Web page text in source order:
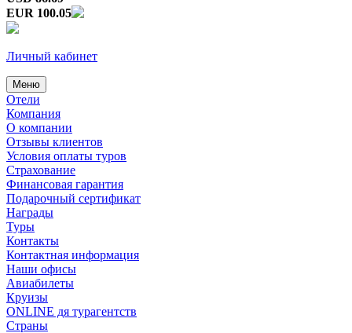
EUR 100.05
Личный кабинет
Меню
Отели
Компания
О компании
Отзывы клиентов
Условия оплаты туров
Страхование
Финансовая гарантия
Подарочный сертификат
Награды
Туры
Контакты
Контактная информация
Наши офисы
Авиабилеты
Круизы
ONLINE дя турагентств
Страны